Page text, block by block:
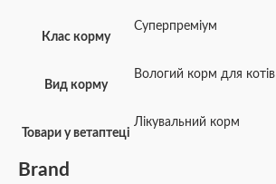
Клас корму
Суперпреміум
Вид корму
Вологий корм для котів
Товари у ветаптеці
Лікувальний корм
Brand